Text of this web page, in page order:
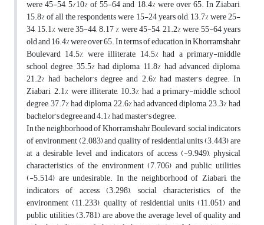
were 45-54, 5/10% of 55-64 and 18.4% were over 65. In Ziabari,
15.8% of all the respondents were 15-24 years old, 13.7% were 25-
34, 15.1% were 35-44, 8.17 % were 45-54, 21.2% were 55-64 years
old and 16.4% were over 65. In terms of education, in Khorramshahr
Boulevard 14.5% were illiterate, 14.5% had a primary-middle
school degree, 35.5% had diploma, 11.8% had advanced diploma,
21.2% had bachelor’s degree and 2.6% had master’s degree. In
Ziabari, 2.1% were illiterate, 10.3% had a primary-middle school
degree, 37.7% had diploma, 22.6% had advanced diploma, 23.3% had
bachelor’s degree and 4.1% had master’s degree.
In the neighborhood of Khorramshahr Boulevard, social indicators
of environment (2.083) and quality of residential units (3.443) are
at a desirable level and indicators of access (-9.949), physical
characteristics of the environment (7.706) and public utilities
(-5.514) are undesirable. In the neighborhood of Ziabari, the
indicators of access (3.298), social characteristics of the
environment (11.233), quality of residential units (11.051) and
public utilities (3.781) are above the average level of quality and